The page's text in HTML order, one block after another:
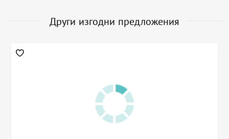
Други изгодни предложения